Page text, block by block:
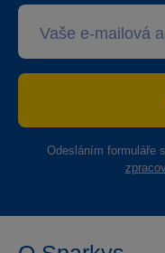
Odesláním formuláře